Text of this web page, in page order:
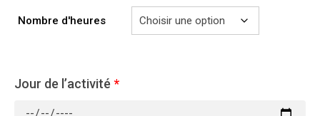
729.00€
Nombre d'heures
Jour de l’activité *